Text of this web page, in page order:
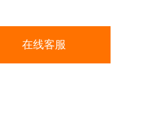
在线客服